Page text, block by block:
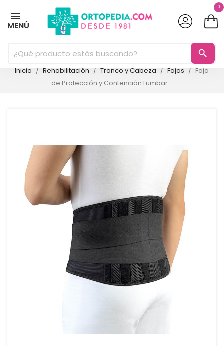
MENÚ
0
search
Inicio Rehabilitación Tronco y Cabeza Fajas
Faja
de Protección y Contención Lumbar